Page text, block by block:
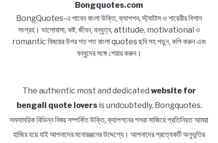
Bongquotes.com
BongQuotes-এ পাবেন বাংলা উক্তি, ক্যাপশন, স্ট্যাটাস ও শায়েরীর বিশাল
সংগ্রহ। ভালোবাসা, কষ্ট, জীবন, বন্ধুত্ব, attitude, motivational ও
romantic বিষয়ের উপর শত শত বাংলা quotes ছবি সহ পড়ুন, কপি করুন এবং
বন্ধুদের সঙ্গে শেয়ার করুন।
The authentic most and dedicated website for
bengali quote loversis undoubtedly, Bongquotes.
সমসাময়িক বিভিন্ন বিষয় সম্পর্কিত উক্তি, ক্যাপশনের পসরা সাজিয়ে প্রতিনিয়ত আমরা
হাজির হয়ে যাই আপনাদের মনোরঞ্জনের উদ্দেশ্যে। আপনাদের প্রত্যেকটি অনুভূতির